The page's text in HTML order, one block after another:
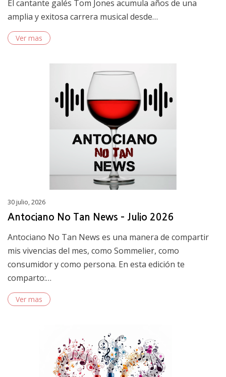
El cantante galés Tom Jones acumula años de una
amplia y exitosa carrera musical desde…
Ver mas
Posted
on
30 julio, 2026
Antociano No Tan News – Julio 2026
Antociano No Tan News es una manera de compartir
mis vivencias del mes, como Sommelier, como
consumidor y como persona. En esta edición te
comparto:…
Ver mas